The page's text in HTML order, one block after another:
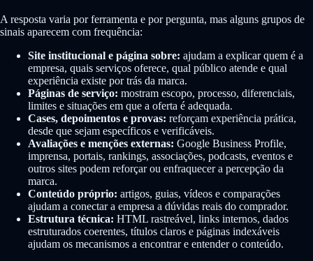
A resposta varia por ferramenta e por pergunta, mas alguns grupos de
sinais aparecem com frequência:
Site institucional e página sobre: ajudam a explicar quem é a
empresa, quais serviços oferece, qual público atende e qual
experiência existe por trás da marca.
Páginas de serviço: mostram escopo, processo, diferenciais,
limites e situações em que a oferta é adequada.
Cases, depoimentos e provas: reforçam experiência prática,
desde que sejam específicos e verificáveis.
Avaliações e menções externas: Google Business Profile,
imprensa, portais, rankings, associações, podcasts, eventos e
outros sites podem reforçar ou enfraquecer a percepção da
marca.
Conteúdo próprio: artigos, guias, vídeos e comparações
ajudam a conectar a empresa a dúvidas reais do comprador.
Estrutura técnica: HTML rastreável, links internos, dados
estruturados coerentes, títulos claros e páginas indexáveis
ajudam os mecanismos a encontrar e entender o conteúdo.